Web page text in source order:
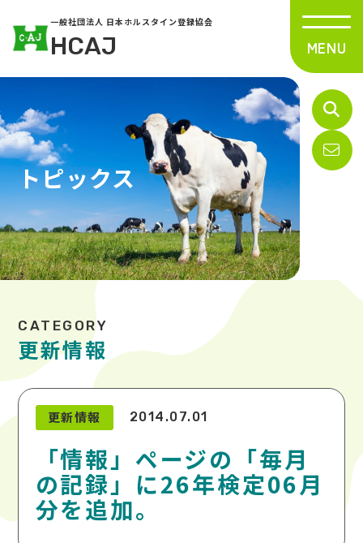
一般社団法人 日本ホルスタイン登録協会
HCAJ
トピックス
更新情報
更新情報 2014.07.01
「情報」ページの「毎月
の記録」に26年検定06月
分を追加。